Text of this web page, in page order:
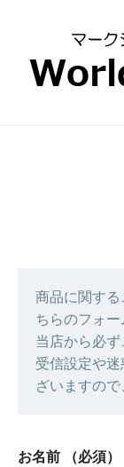
商品に関する
ちらのフォ
当店から必
受信設定や
ざいますので
お名前 （必須）